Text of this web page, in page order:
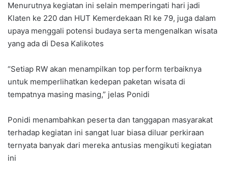
Menurutnya kegiatan ini selain memperingati hari jadi
Klaten ke 220 dan HUT Kemerdekaan RI ke 79, juga dalam
upaya menggali potensi budaya serta mengenalkan wisata
yang ada di Desa Kalikotes
“Setiap RW akan menampilkan top perform terbaiknya
untuk memperlihatkan kedepan paketan wisata di
tempatnya masing masing,” jelas Ponidi
Ponidi menambahkan peserta dan tanggapan masyarakat
terhadap kegiatan ini sangat luar biasa diluar perkiraan
ternyata banyak dari mereka antusias mengikuti kegiatan
ini